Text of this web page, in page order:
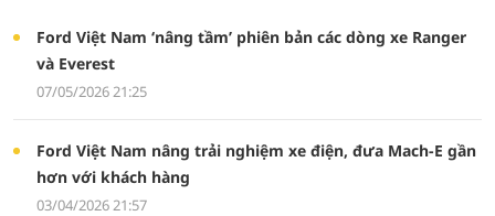
Ford Việt Nam ‘nâng tầm’ phiên bản các dòng xe Ranger
và Everest
07/05/2026 21:25
Ford Việt Nam nâng trải nghiệm xe điện, đưa Mach-E gần
hơn với khách hàng
03/04/2026 21:57